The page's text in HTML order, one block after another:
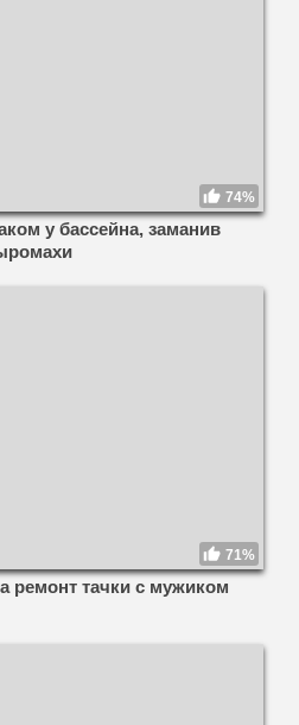
74%
у бассейна, заманив
71%
ремонт тачки с мужиком